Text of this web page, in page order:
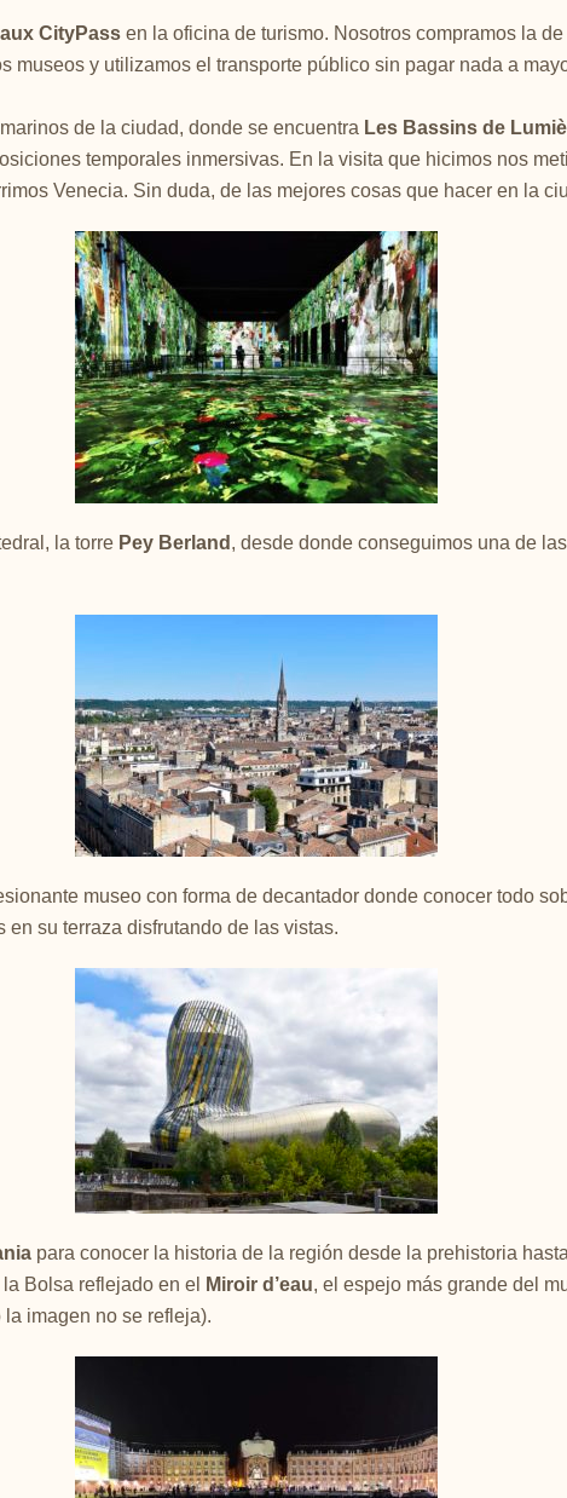
CityPassen la oficina de turismo. Nosotros compramos la
museos y utilizamos el transporte público sin pagar nada a
de la ciudad, donde se encuentra Les Bassins de
temporales inmersivas. En la visita que hicimos nos
Venecia. Sin duda, de las mejores cosas que hacer en la
la torre Pey Berland , desde donde conseguimos una de
museo con forma de decantador donde conocer todo
en su terraza disfrutando de las vistas.
para conocer la historia de la región desde la prehistoria
Bolsa reflejado en el
Miroir d’eau, el espejo más grande del
imagen no se refleja).